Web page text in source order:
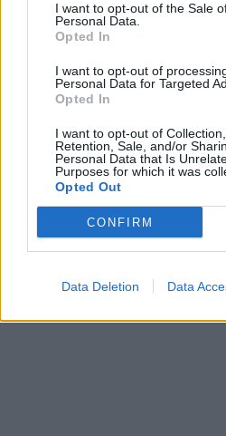
I want to opt-out of the Sale
Personal Data.
Opted In
I want to opt-out of
Personal Data for Targeted
Opted In
I want to opt-out of Collection,
Retention, Sale, and/or
Personal Data that Is
Purposes for which it was
Opted Out
CONFIRM
Data Deletion Data
Sutinku sutaisyklėmis
This
Serviceapply.